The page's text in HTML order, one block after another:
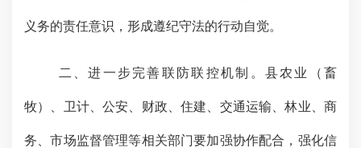
义务的责任意识，形成遵纪守法的行动自觉。
二、进一步完善联防联控机制。 县农业（畜
牧）、卫计、公安、财政、住建、交通运输、林业、商
务、市场监督管理等相关部门要加强协作配合，强化信